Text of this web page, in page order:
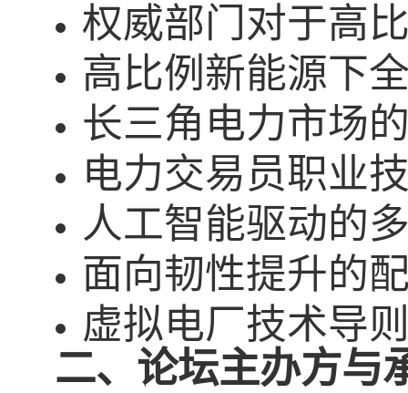
权威部门对于高
高比例新能源下
长三角电力市场
电力交易员职业
人工智能驱动的
面向韧性提升的
虚拟电厂技术导
二、论坛主办方与